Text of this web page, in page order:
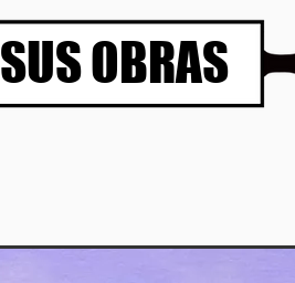
SUS OBRAS